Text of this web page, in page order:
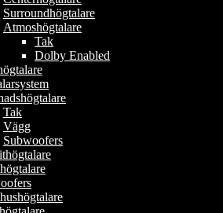
Surroundhögtalare
Atmoshögtalare
Tak
Dolby Enabled
Tak
Vägg
Subwoofers